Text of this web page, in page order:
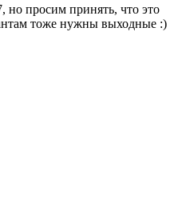
но просим принять, что это
тоже нужны выходные :)